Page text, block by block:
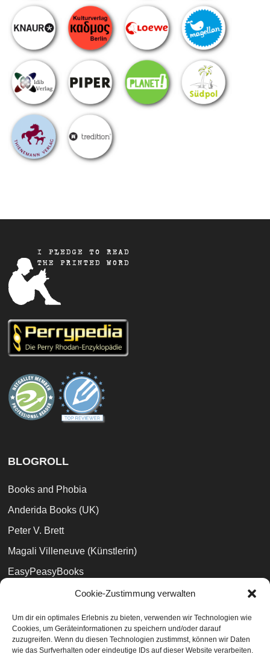
Cookie-Zustimmung verwalten
Um dir ein optimales Erlebnis zu bieten, verwenden wir Technologien wie
Cookies, um Geräteinformationen zu speichern und/oder darauf
zuzugreifen. Wenn du diesen Technologien zustimmst, können wir Daten
wie das Surfverhalten oder eindeutige IDs auf dieser Website verarbeiten.
BLOGROLL
Books and Phobia
Anderida Books (UK)
Peter V. Brett
Magali Villeneuve (Künstlerin)
EasyPeasyBooks
Buch Yoga
The Broken Binding (UK)